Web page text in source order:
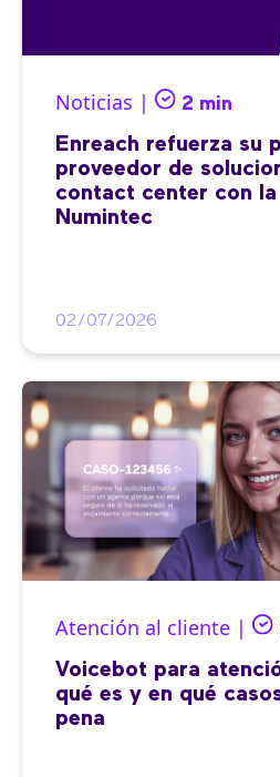
Noticias | 2 min
Enreach refuerza su
proveedor de
contact center con
Numintec
02/07/2026
Atención al cliente |
Voicebot para
qué es y en qué
pena